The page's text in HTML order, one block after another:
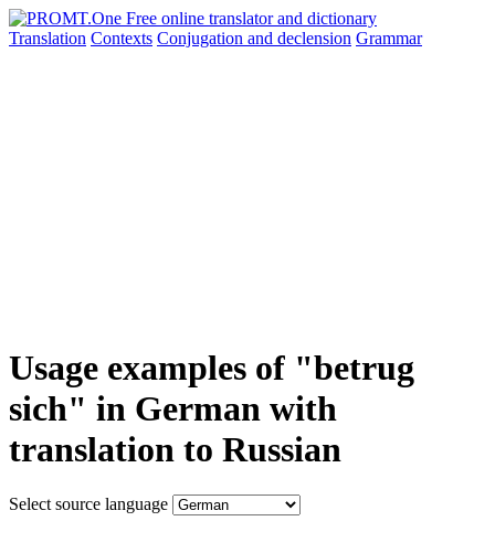
Translation Contexts Conjugation and declension Grammar
Usage examples of "betrug
sich" in German with
translation to Russian
Select source language